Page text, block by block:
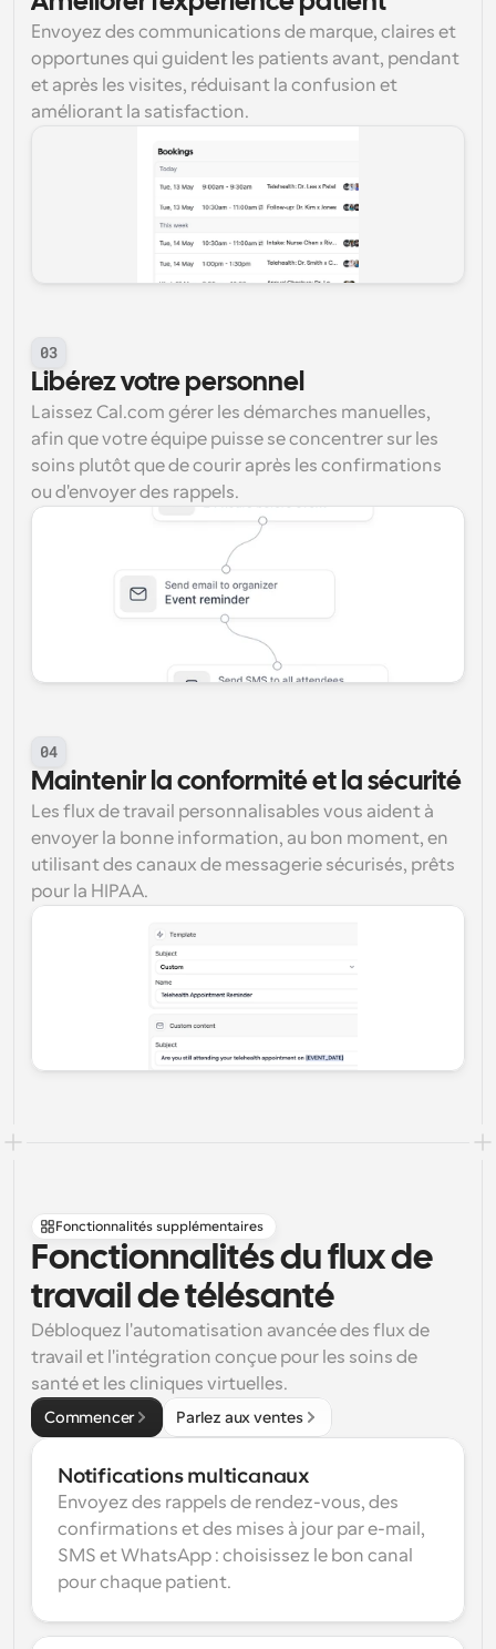
Envoyez des communications de marque, claires et
opportunes qui guident les patients avant, pendant
et après les visites, réduisant la confusion et
améliorant la satisfaction.
03
Libérez votre personnel
Laissez Cal.com gérer les démarches manuelles,
afin que votre équipe puisse se concentrer sur les
soins plutôt que de courir après les confirmations
ou d'envoyer des rappels.
04
Maintenir la conformité et la sécurité
Les flux de travail personnalisables vous aident à
envoyer la bonne information, au bon moment, en
utilisant des canaux de messagerie sécurisés, prêts
pour la HIPAA.
Fonctionnalités supplémentaires
Fonctionnalités du flux de
travail de télésanté
Débloquez l'automatisation avancée des flux de
travail et l'intégration conçue pour les soins de
santé et les cliniques virtuelles.
Commencer Parlez aux ventes
Notifications multicanaux
Envoyez des rappels de rendez-vous, des
confirmations et des mises à jour par e-mail,
SMS et WhatsApp : choisissez le bon canal
pour chaque patient.